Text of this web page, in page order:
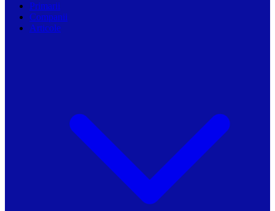
Primarii
Companii
Articole